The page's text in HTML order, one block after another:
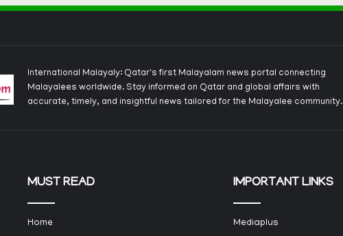
International Malayaly: Qatar's first Malayalam news portal connecting
Malayalees worldwide. Stay informed on Qatar and global affairs with
accurate, timely, and insightful news tailored for the Malayalee community.
MUST READ
Home
IMPORTANT LINKS
Mediaplus